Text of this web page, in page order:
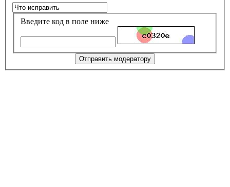
Введите код в поле ниже
Отправить модератору